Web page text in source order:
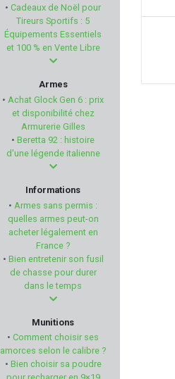
ZAMBERLAN
SAK
NEXTORCH
COLT
TREELAND
HELEN BAUD
LENSOLUX
SOMLYS
• Cadeaux de Noël pour
Tireurs Sportifs : 5
Équipements Essentiels
et 100 % en Vente Libre
Armes
• Achat Glock Gen 6 : prix
et disponibilité chez
Armurerie Gilles
• Beretta 92 : histoire
d'une légende italienne
Informations
• Armes sans permis :
quelles armes peut-on
acheter légalement en
France ?
• Bien entretenir son fusil
de chasse pour durer
dans le temps
Munitions
• Comment choisir ses
amorces selon le calibre ?
• Bien choisir sa poudre